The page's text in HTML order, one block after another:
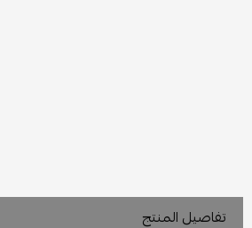
تفاصيل المنتج